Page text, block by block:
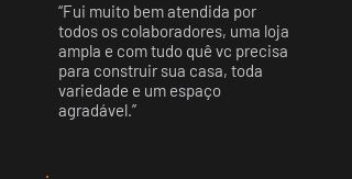
‘‘Fui muito bem atendida por
todos os colaboradores, uma loja
ampla e com tudo quê vc precisa
para construir sua casa, toda
variedade e um espaço
agradável.’’